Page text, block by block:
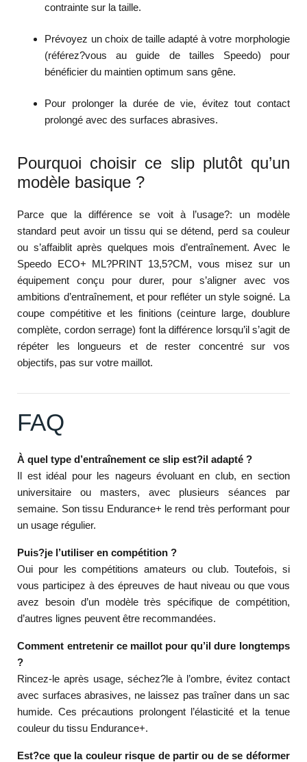
contrainte sur la taille.
Prévoyez un choix de taille adapté à votre morphologie
(référez?vous au guide de tailles Speedo) pour
bénéficier du maintien optimum sans gêne.
Pour prolonger la durée de vie, évitez tout contact
prolongé avec des surfaces abrasives.
Pourquoi choisir ce slip plutôt qu’un
modèle basique ?
Parce que la différence se voit à l’usage?: un modèle
standard peut avoir un tissu qui se détend, perd sa couleur
ou s’affaiblit après quelques mois d’entraînement. Avec le
Speedo ECO+ ML?PRINT 13,5?CM, vous misez sur un
équipement conçu pour durer, pour s’aligner avec vos
ambitions d’entraînement, et pour refléter un style soigné. La
coupe compétitive et les finitions (ceinture large, doublure
complète, cordon serrage) font la différence lorsqu’il s’agit de
répéter les longueurs et de rester concentré sur vos
objectifs, pas sur votre maillot.
FAQ
À quel type d’entraînement ce slip est?il adapté ?
Il est idéal pour les nageurs évoluant en club, en section
universitaire ou masters, avec plusieurs séances par
semaine. Son tissu Endurance+ le rend très performant pour
un usage régulier.
Puis?je l’utiliser en compétition ?
Oui pour les compétitions amateurs ou club. Toutefois, si
vous participez à des épreuves de haut niveau ou que vous
avez besoin d’un modèle très spécifique de compétition,
d’autres lignes peuvent être recommandées.
Comment entretenir ce maillot pour qu’il dure longtemps
?
Rincez-le après usage, séchez?le à l’ombre, évitez contact
avec surfaces abrasives, ne laissez pas traîner dans un sac
humide. Ces précautions prolongent l’élasticité et la tenue
couleur du tissu Endurance+.
Est?ce que la couleur risque de partir ou de se déformer